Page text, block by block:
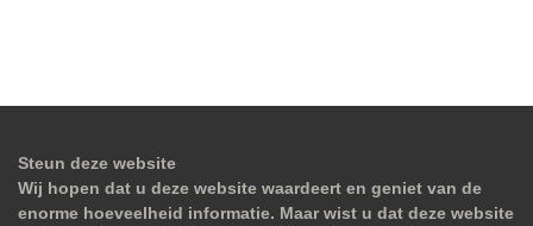
Steun deze website
Wij hopen dat u deze website waardeert en geniet van de
enorme hoeveelheid informatie. Maar wist u dat deze website